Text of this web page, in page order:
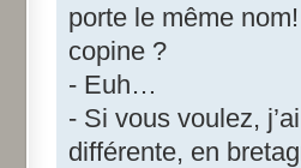
porte le même
copine ?
- Euh…
- Si vous voulez,
différente, en